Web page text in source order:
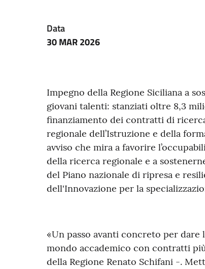
Data
30 MAR 2026
Impegno della Regione Siciliana a
giovani talenti: stanziati oltre 8,3
finanziamento dei contratti di ricerca
regionale dell’Istruzione e della
avviso che mira a favorire
della ricerca regionale e a
del Piano nazionale di ripresa e
dell'Innovazione per la
«Un passo avanti concreto per
mondo accademico con contratti
della Regione Renato Schifani -.